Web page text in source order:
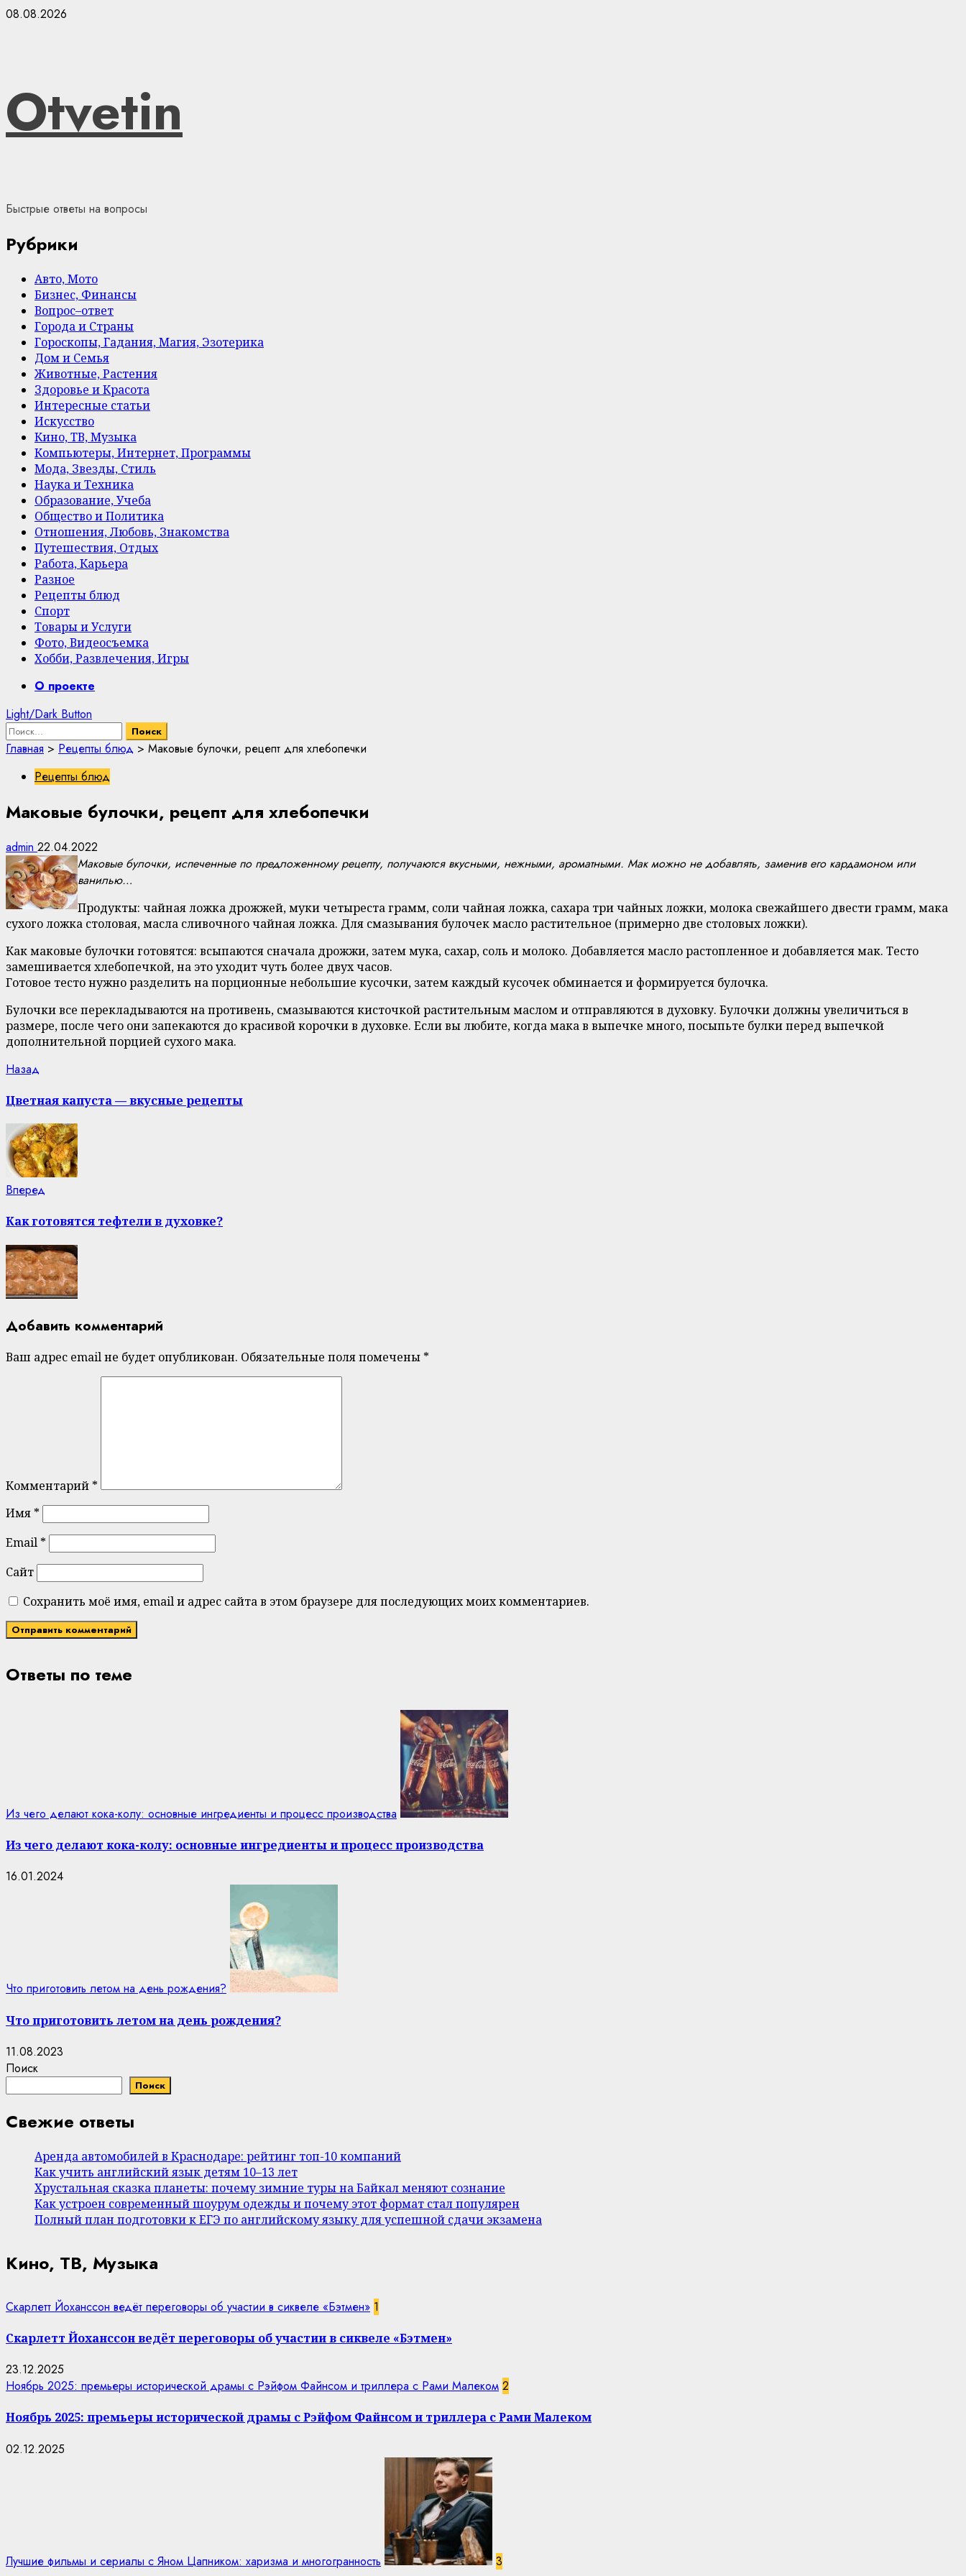
Skip
08.08.2026
Otvetin
Быстрые ответы на вопросы
Рубрики
Авто, Мото
Бизнес, Финансы
Вопрос–ответ
Города и Страны
Гороскопы, Гадания, Магия, Эзотерика
Дом и Семья
Животные, Растения
Здоровье и Красота
Интересные статьи
Искусство
Кино, ТВ, Музыка
Компьютеры, Интернет, Программы
Мода, Звезды, Стиль
Наука и Техника
Образование, Учеба
Общество и Политика
Отношения, Любовь, Знакомства
Путешествия, Отдых
Работа, Карьера
Разное
Рецепты блюд
Спорт
Товары и Услуги
Фото, Видеосъемка
Хобби, Развлечения, Игры
PrimaryО проекте
Light/Dark Button
Найти:
Главная > Рецепты блюд > Маковые булочки, рецепт для хлебопечки
Рецепты блюд
Маковые булочки, рецепт для хлебопечки
admin 22.04.2022
Маковые булочки, испеченные по предложенному рецепту, получаются вкусными, нежными, ароматными. Мак можно не добавлять, заменив его кардамоном или
ванилью…
Продукты: чайная ложка дрожжей, муки четыреста грамм, соли чайная ложка, сахара три чайных ложки, молока свежайшего двести грамм, мака
сухого ложка столовая, масла сливочного чайная ложка. Для смазывания булочек масло растительное (примерно две столовых ложки).
Как маковые булочки готовятся: всыпаются сначала дрожжи, затем мука, сахар, соль и молоко. Добавляется масло растопленное и добавляется мак. Тесто
замешивается хлебопечкой, на это уходит чуть более двух часов.
Готовое тесто нужно разделить на порционные небольшие кусочки, затем каждый кусочек обминается и формируется булочка.
Булочки все перекладываются на противень, смазываются кисточкой растительным маслом и отправляются в духовку. Булочки должны увеличиться в
размере, после чего они запекаются до красивой корочки в духовке. Если вы любите, когда мака в выпечке много, посыпьте булки перед выпечкой
дополнительной порцией сухого мака.
Continue
Reading
Назад
Цветная капуста — вкусные рецепты
Вперед
Как готовятся тефтели в духовке?
Добавить комментарий
Ваш адрес email не будет опубликован. Обязательные поля помечены *
Комментарий *
Имя *
Email *
Сайт
Сохранить моё имя, email и адрес сайта в этом браузере для последующих моих комментариев.
Ответы по теме
Из чего делают кока-колу: основные ингредиенты и процесс производства
Из чего делают кока-колу: основные ингредиенты и процесс производства
16.01.2024
Что приготовить летом на день рождения?
Что приготовить летом на день рождения?
11.08.2023
Поиск
Поиск
Свежие ответы
Аренда автомобилей в Краснодаре: рейтинг топ-10 компаний
Как учить английский язык детям 10–13 лет
Хрустальная сказка планеты: почему зимние туры на Байкал меняют сознание
Как устроен современный шоурум одежды и почему этот формат стал популярен
Полный план подготовки к ЕГЭ по английскому языку для успешной сдачи экзамена
Кино, ТВ, Музыка
Скарлетт Йоханссон ведёт переговоры об участии в сиквеле «Бэтмен» 1
Скарлетт Йоханссон ведёт переговоры об участии в сиквеле «Бэтмен»
23.12.2025
Ноябрь 2025: премьеры исторической драмы с Рэйфом Файнсом и триллера с Рами Малеком 2
Ноябрь 2025: премьеры исторической драмы с Рэйфом Файнсом и триллера с Рами Малеком
02.12.2025
Лучшие фильмы и сериалы с Яном Цапником: харизма и многогранность 3